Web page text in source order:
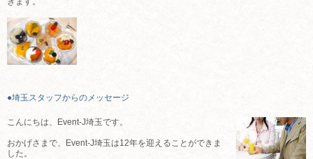
●埼玉スタッフからのメッセージ
こんにちは、Event-J埼玉です。
おかげさまで、Event-J埼玉は12年を迎えることができま
した。